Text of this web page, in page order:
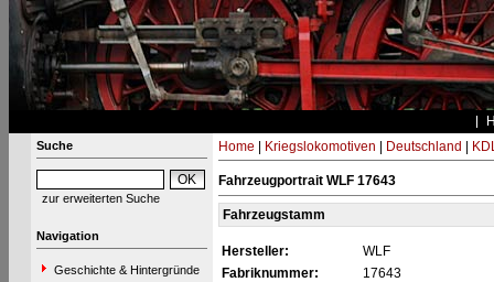
Suche
zur erweiterten Suche
Navigation
Geschichte & Hintergründe
Home Kriegslokomotiven Deutschland
Fahrzeugportrait WLF 17643
Fahrzeugstamm
Hersteller:
WLF
Fabriknummer:
17643